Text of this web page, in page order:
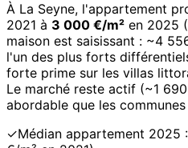
À La Seyne, l'appartement
2021 à 3 000 €/m² en 2025 (
maison est saisissant : ~4
l'un des plus forts
forte prime sur les villas
Le marché reste actif (~1
abordable que les
✓Médian appartement 2025 :